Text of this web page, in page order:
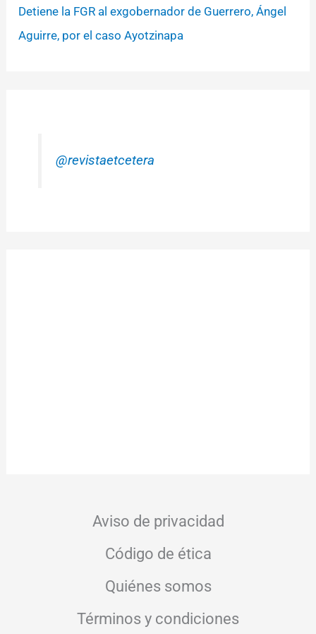
Detiene la FGR al exgobernador de Guerrero, Ángel
Aguirre, por el caso Ayotzinapa
@revistaetcetera
Aviso de privacidad
Código de ética
Quiénes somos
Términos y condiciones